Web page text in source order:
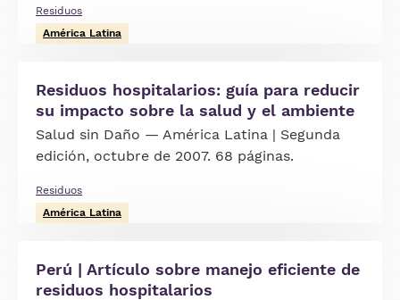
Residuos
América Latina
Residuos hospitalarios: guía para reducir
su impacto sobre la salud y el ambiente
Salud sin Daño — América Latina | Segunda
edición, octubre de 2007. 68 páginas.
Residuos
América Latina
Perú | Artículo sobre manejo eficiente de
residuos hospitalarios